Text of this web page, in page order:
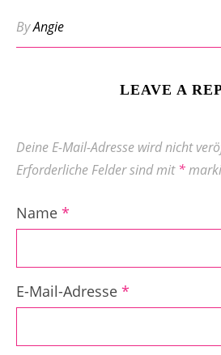
ByAngie
LEAVE A
Deine E-Mail-Adresse wird nicht
Erforderliche Felder sind mit*
Name *
E-Mail-Adresse *